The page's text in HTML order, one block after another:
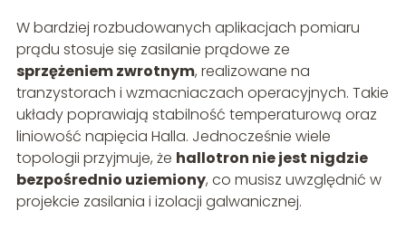
W bardziej rozbudowanych aplikacjach pomiaru
prądu stosuje się zasilanie prądowe ze
sprzężeniem zwrotnym, realizowane na
tranzystorach i wzmacniaczach operacyjnych. Takie
układy poprawiają stabilność temperaturową oraz
liniowość napięcia Halla. Jednocześnie wiele
topologii przyjmuje, że hallotron nie jest nigdzie
bezpośrednio uziemiony, co musisz uwzględnić w
projekcie zasilania i izolacji galwanicznej.